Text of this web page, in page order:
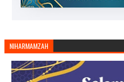
NIHARMAMZAH